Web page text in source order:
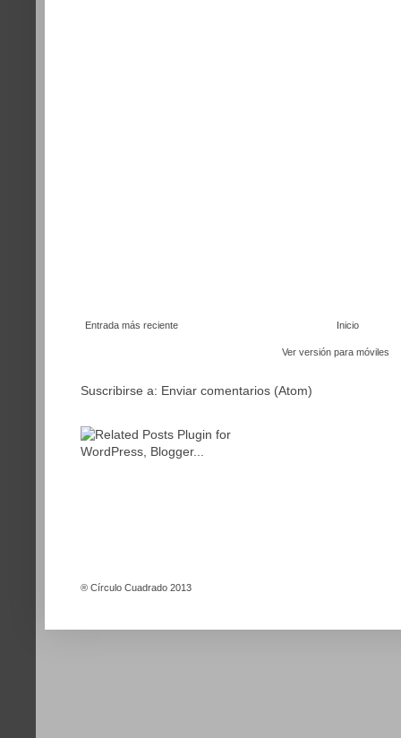
Entrada más reciente Inicio
Ver versión para móviles
Suscribirse a: Enviar comentarios (Atom)
® Círculo Cuadrado 2013